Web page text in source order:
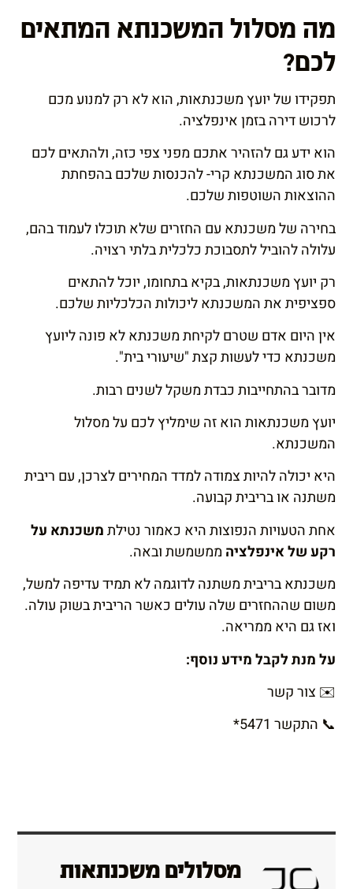
מה מסלול המשכנתא המתאים
לכם?
תפקידו של יועץ משכנתאות, הוא לא רק למנוע מכם
לרכוש דירה בזמן אינפלציה.
הוא ידע גם להזהיר אתכם מפני צפי כזה, ולהתאים לכם
את סוג המשכנתא קרי- להכנסות שלכם בהפחתת
ההוצאות השוטפות שלכם.
בחירה של משכנתא עם החזרים שלא תוכלו לעמוד בהם,
עלולה להוביל לתסבוכת כלכלית בלתי רצויה.
רק יועץ משכנתאות, בקיא בתחומו, יוכל להתאים
ספציפית את המשכנתא ליכולות הכלכליות שלכם.
אין היום אדם שטרם לקיחת משכנתא לא פונה ליועץ
משכנתא כדי לעשות קצת "שיעורי בית".
מדובר בהתחייבות כבדת משקל לשנים רבות.
יועץ משכנתאות הוא זה שימליץ לכם על מסלול
המשכנתא.
היא יכולה להיות צמודה למדד המחירים לצרכן, עם ריבית
משתנה או בריבית קבועה.
אחת הטעויות הנפוצות היא כאמור נטילתמשכנתא על
רקע של אינפלציה ממשמשת ובאה.
משכנתא בריבית משתנה לדוגמה לא תמיד עדיפה למשל,
משום שההחזרים שלה עולים כאשר הריבית בשוק עולה.
ואז גם היא ממריאה.
על מנת לקבל מידע נוסף:
צור קשר ✉️
*5471
📞
מסלולים משכנתאות